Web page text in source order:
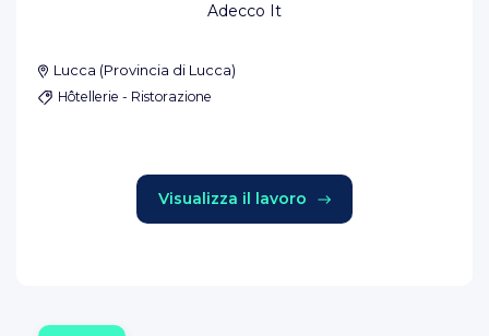
Adecco It
Lucca (Provincia di Lucca)
Hôtellerie - Ristorazione
Visualizza il lavoro